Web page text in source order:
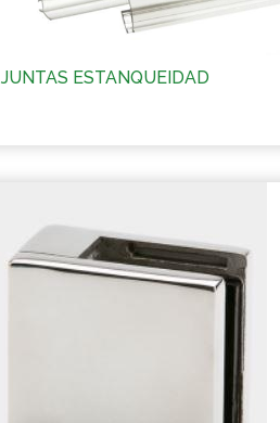
JUNTAS ESTANQUEIDAD